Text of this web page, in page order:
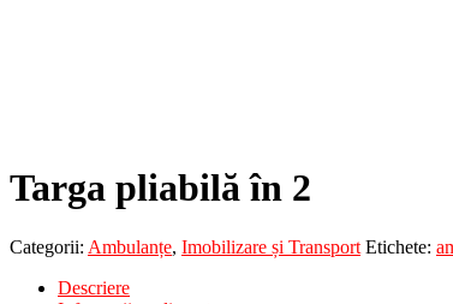
Targa pliabilă în 2
Categorii: Ambulanțe, Imobilizare și Transport Etichete:
Descriere